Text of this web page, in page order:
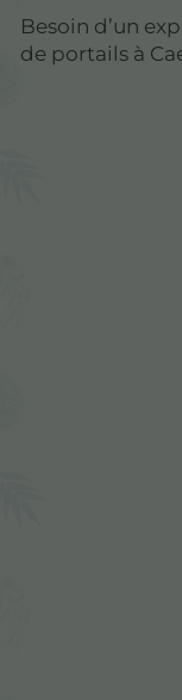
Besoin d’un
de portails à